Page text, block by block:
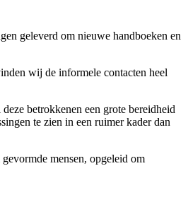
geleverd om nieuwe handboeken en
wij de informele contacten heel
betrokkenen een grote bereidheid
te zien in een ruimer kader dan
mensen, opgeleid om